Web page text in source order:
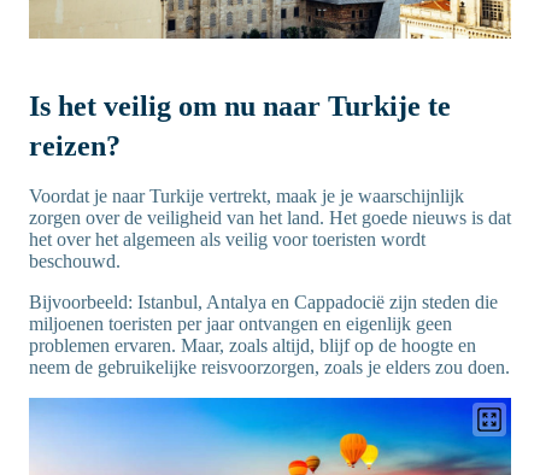
Is het veilig om nu naar Turkije te
reizen?
Voordat je naar Turkije vertrekt, maak je je waarschijnlijk
zorgen over de veiligheid van het land. Het goede nieuws is dat
het over het algemeen als veilig voor toeristen wordt
beschouwd.
Bijvoorbeeld: Istanbul, Antalya en Cappadocië zijn steden die
miljoenen toeristen per jaar ontvangen en eigenlijk geen
problemen ervaren. Maar, zoals altijd, blijf op de hoogte en
neem de gebruikelijke reisvoorzorgen, zoals je elders zou doen.